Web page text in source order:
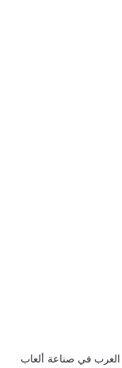
في صناعة ألعاب